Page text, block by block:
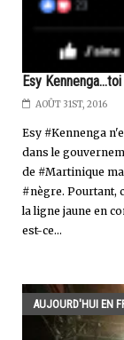
Esy
AOÛT 31ST, 2016
Esy #Kennenga
dans le
de #Martinique
#nègre. Pourtant,
la ligne jaune en
est-ce...
AUJOURD'HUI EN